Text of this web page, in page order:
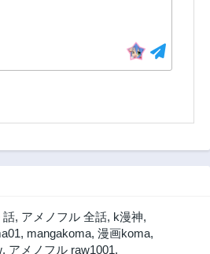
話, アメノフル 全話, k漫神,
, mangakoma, 漫画koma,
, アメノフル raw1001,